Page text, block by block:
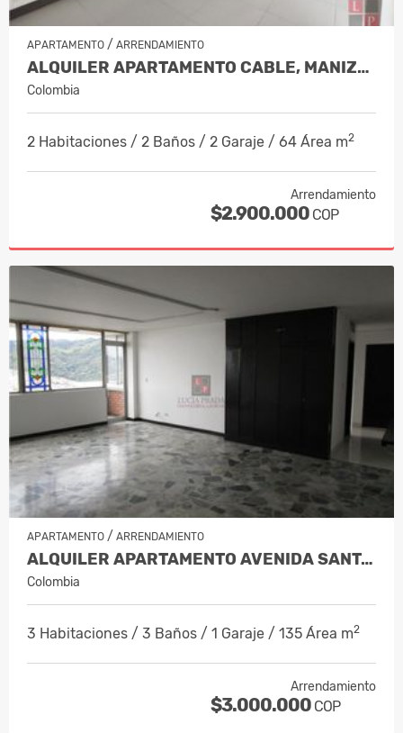
APARTAMENTO / ARRENDAMIENTO
ALQUILER APARTAMENTO CABLE, MANIZALES…
Colombia
2 Habitaciones / 2 Baños / 2 Garaje / 64 Área m2
Arrendamiento
$2.900.000 COP
APARTAMENTO / ARRENDAMIENTO
ALQUILER APARTAMENTO AVENIDA SANTAND…
Colombia
3 Habitaciones / 3 Baños / 1 Garaje / 135 Área m2
Arrendamiento
$3.000.000 COP